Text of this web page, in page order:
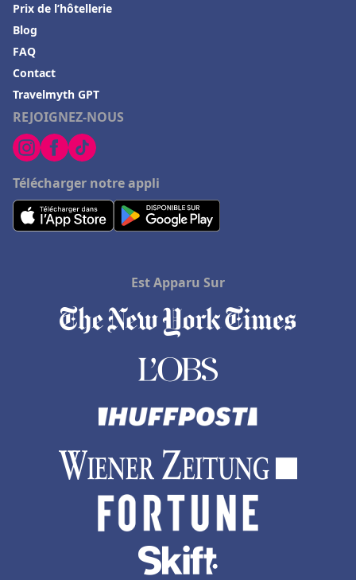
REJOIGNEZ-NOUS
Télécharger notre appli
Prix de l’hôtellerie
Blog
FAQ
Contact
Travelmyth GPT
Est Apparu Sur